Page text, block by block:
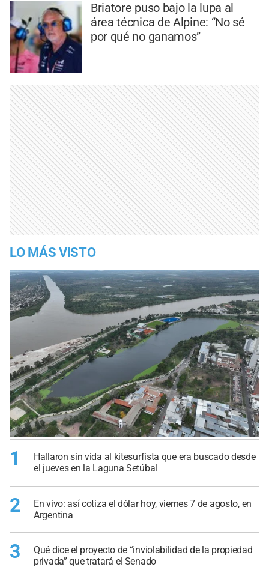
Briatore puso bajo la lupa al
área técnica de Alpine: “No sé
por qué no ganamos”
LO MÁS VISTO
1
Hallaron sin vida al kitesurfista que era buscado desde
el jueves en la Laguna Setúbal
2
En vivo: así cotiza el dólar hoy, viernes 7 de agosto, en
Argentina
3
Qué dice el proyecto de “inviolabilidad de la propiedad
privada” que tratará el Senado